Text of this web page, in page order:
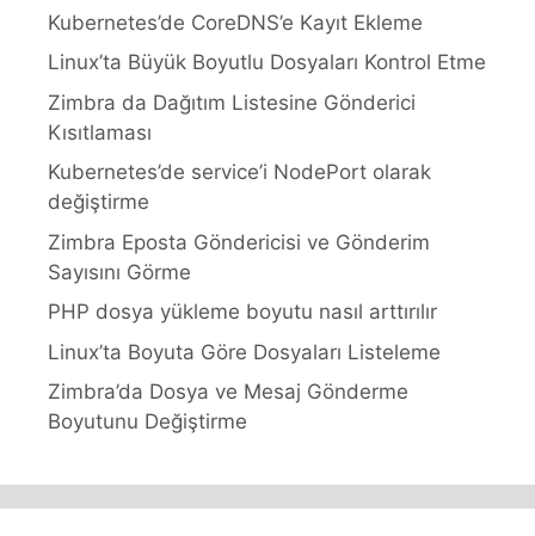
Kubernetes’de CoreDNS’e Kayıt Ekleme
Linux’ta Büyük Boyutlu Dosyaları Kontrol Etme
Zimbra da Dağıtım Listesine Gönderici
Kısıtlaması
Kubernetes’de service’i NodePort olarak
değiştirme
Zimbra Eposta Göndericisi ve Gönderim
Sayısını Görme
PHP dosya yükleme boyutu nasıl arttırılır
Linux’ta Boyuta Göre Dosyaları Listeleme
Zimbra’da Dosya ve Mesaj Gönderme
Boyutunu Değiştirme